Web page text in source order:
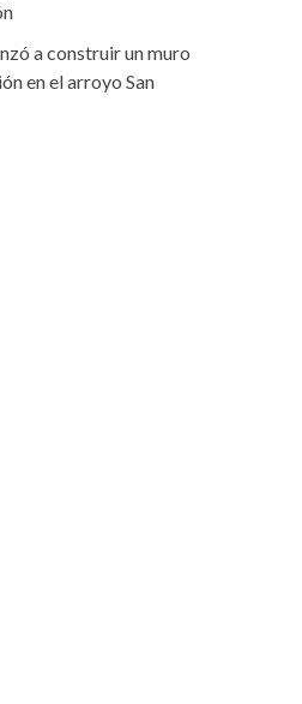
a construir un muro
en el arroyo San